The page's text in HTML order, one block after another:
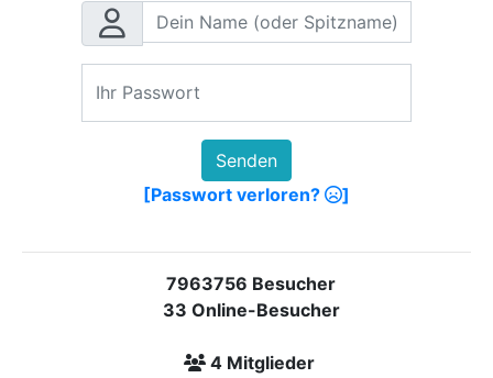
Senden
[Passwort verloren?
]
7963756 Besucher
33 Online-Besucher
4 Mitglieder